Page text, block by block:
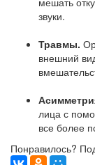
звуки.
Травмы.
внешний
лица с
все более
Понравилось?